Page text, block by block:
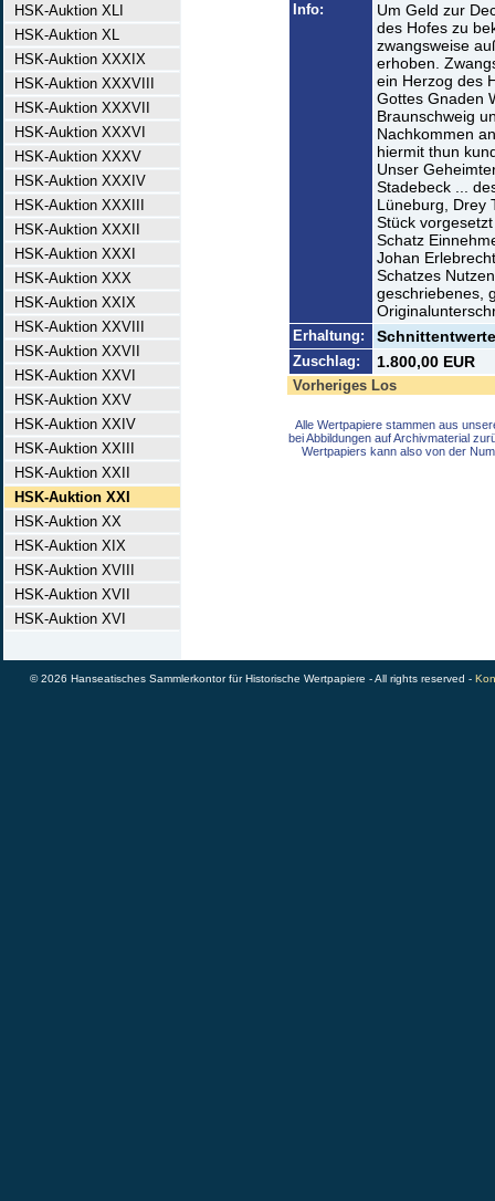
HSK-Auktion XLI
HSK-Auktion XL
HSK-Auktion XXXIX
HSK-Auktion XXXVIII
HSK-Auktion XXXVII
HSK-Auktion XXXVI
HSK-Auktion XXXV
HSK-Auktion XXXIV
HSK-Auktion XXXIII
HSK-Auktion XXXII
HSK-Auktion XXXI
HSK-Auktion XXX
HSK-Auktion XXIX
HSK-Auktion XXVIII
HSK-Auktion XXVII
HSK-Auktion XXVI
HSK-Auktion XXV
HSK-Auktion XXIV
HSK-Auktion XXIII
HSK-Auktion XXII
HSK-Auktion XXI
HSK-Auktion XX
HSK-Auktion XIX
HSK-Auktion XVIII
HSK-Auktion XVII
HSK-Auktion XVI
Info:
Um Geld zur
des Hofes zu
zwangsweise
erhoben.
ein Herzog des
Gottes Gnaden
Braunschweig
Nachkommen
hiermit thun
Unser
Stadebeck ...
Lüneburg, Drey
Stück
Schatz
Johan
Schatzes
geschriebenes,
Erhaltung:
Zuschlag: 1.800,00 EUR
Vorheriges Los
Alle Wertpapiere stammen aus
bei Abbildungen auf Archivmaterial
Wertpapiers kann also von der
© 2026 Hanseatisches Sammlerkontor für Historische Wertpapiere - All rights reserved -